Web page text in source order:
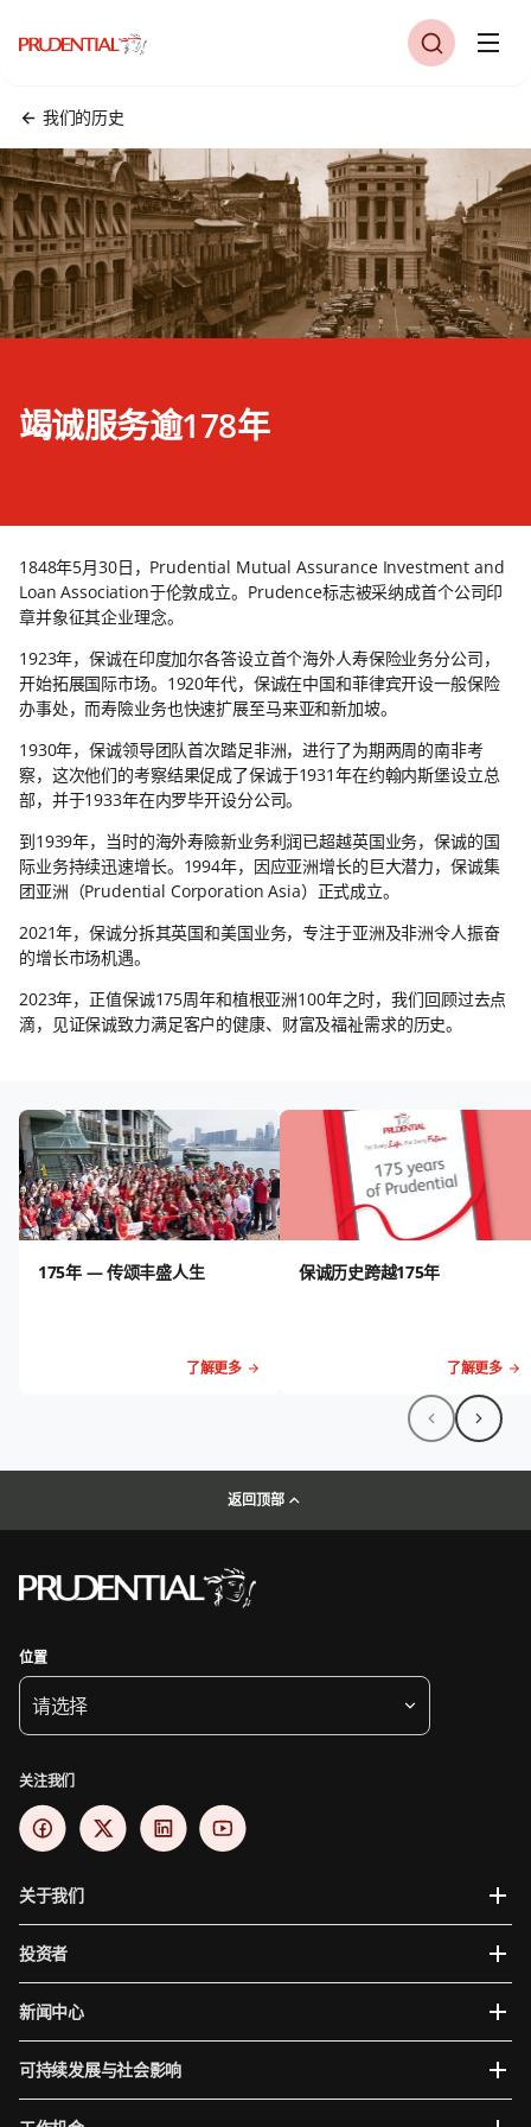
我们的历史
竭诚服务逾178年
1848年5月30日，Prudential Mutual Assurance Investment and
Loan Association于伦敦成立。Prudence标志被采纳成首个公司印
章并象征其企业理念。
1923年，保诚在印度加尔各答设立首个海外人寿保险业务分公司，
开始拓展国际市场。1920年代，保诚在中国和菲律宾开设一般保险
办事处，而寿險业务也快速扩展至马来亚和新加坡。
1930年，保诚领导团队首次踏足非洲，进行了为期两周的南非考
察，这次他们的考察结果促成了保诚于1931年在约翰内斯堡设立总
部，并于1933年在内罗毕开设分公司。
到1939年，当时的海外寿險新业务利润已超越英国业务，保诚的国
际业务持续迅速增长。1994年，因应亚洲增长的巨大潜力，保诚集
团亚洲（Prudential Corporation Asia）正式成立。
2021年，保诚分拆其英国和美国业务，专注于亚洲及非洲令人振奋
的增长市场机遇。
2023年，正值保诚175周年和植根亚洲100年之时，我们回顾过去点
滴，见证保诚致力满足客户的健康、财富及福祉需求的历史。
175年 — 传颂丰盛人生
了解更多
保诚历史跨越175年
了解更多
返回顶部
位置
请选择
关注我们
关于我们
投资者
新闻中心
可持续发展与社会影响